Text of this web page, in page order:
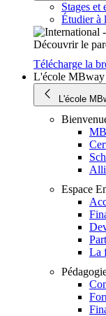
Stages et
Étudier à
Découvrir le
Télécharge la
L'école MBway
L'école
Espace
La